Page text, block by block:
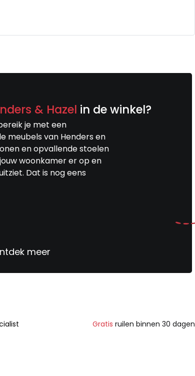
& Hazel in de winkel?
je met een
meubels van Henders en
en opvallende stoelen
woonkamer er op en
Dat is nog eens
meer
Gratis ruilen binnen 30 dagen